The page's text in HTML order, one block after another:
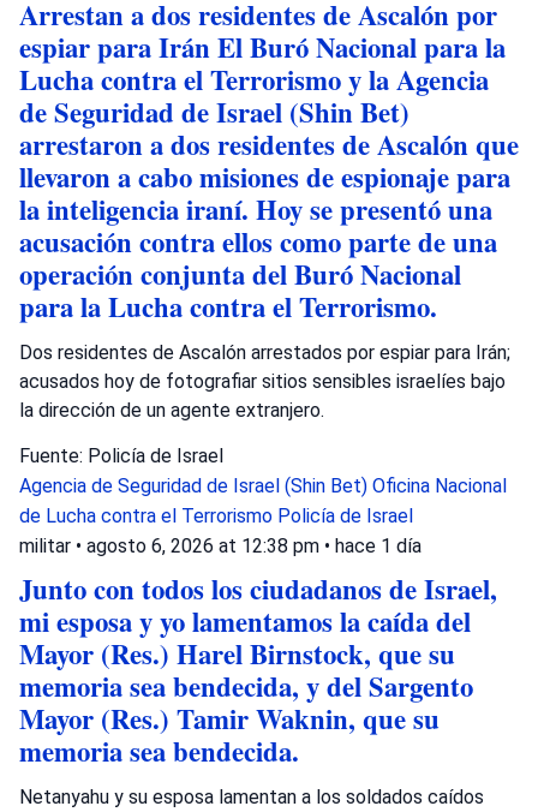
Arrestan a dos residentes de Ascalón por
espiar para Irán El Buró Nacional para la
Lucha contra el Terrorismo y la Agencia
de Seguridad de Israel (Shin Bet)
arrestaron a dos residentes de Ascalón que
llevaron a cabo misiones de espionaje para
la inteligencia iraní. Hoy se presentó una
acusación contra ellos como parte de una
operación conjunta del Buró Nacional
para la Lucha contra el Terrorismo.
Dos residentes de Ascalón arrestados por espiar para Irán;
acusados hoy de fotografiar sitios sensibles israelíes bajo
la dirección de un agente extranjero.
Fuente: Policía de Israel
Agencia de Seguridad de Israel (Shin Bet) Oficina Nacional
de Lucha contra el Terrorismo Policía de Israel
militar • agosto 6, 2026 at 12:38 pm • hace 1 día
Junto con todos los ciudadanos de Israel,
mi esposa y yo lamentamos la caída del
Mayor (Res.) Harel Birnstock, que su
memoria sea bendecida, y del Sargento
Mayor (Res.) Tamir Waknin, que su
memoria sea bendecida.
Netanyahu y su esposa lamentan a los soldados caídos